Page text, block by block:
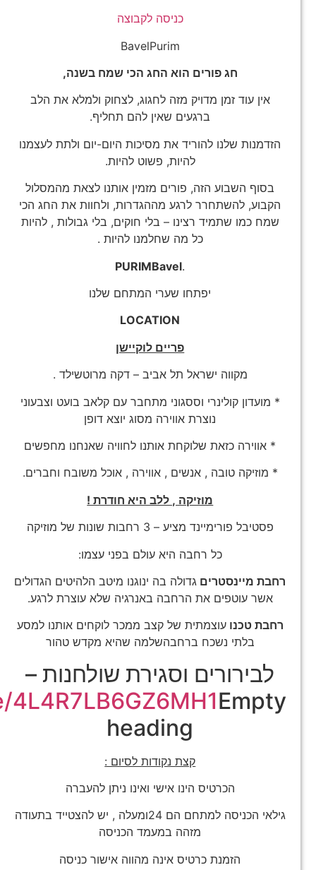
כניסה לקבוצה
BavelPurim
חג פורים הוא החג הכי שמח בשנה,
אין עוד זמן מדויק מזה לחגוג, לצחוק ולמלא את הלב
ברגעים שאין להם תחליף.
הזדמנות שלנו להוריד את מסיכות היום-יום ולתת לעצמנו
להיות, פשוט להיות.
בסוף השבוע הזה, פורים מזמין אותנו לצאת מהמסלול
הקבוע, להשתחרר לרגע מההגדרות, ולחוות את החג הכי
שמח כמו שתמיד רצינו – בלי חוקים, בלי גבולות , להיות
כל מה שחלמנו להיות .
.
PURIMBavel
יפתחו שערי המתחם שלנו
LOCATION
פריים לוקיישן
מקווה ישראל תל אביב – דקה מרוטשילד .
* מועדון קולינרי וססגוני מתחבר עם קלאב בועט וצבעוני
נוצרת אווירה מסוג יוצא דופן
* אווירה כזאת שלוקחת אותנו לחוויה שאנחנו מחפשים
* מוזיקה טובה , אנשים , אווירה , אוכל משובח וחברים.
מוזיקה , ללב היא חודרת !
פסטיבל פורימיינד מציע – 3 רחבות שונות של מוזיקה
כל רחבה היא עולם בפני עצמו:
רחבת מיינסטרים גדולה בה ינוגנו מיטב הלהיטים הגדולים
אשר עוטפים את הרחבה באנרגיה שלא עוצרת לרגע.
רחבת טכנועוצמתית של קצב ממכר לוקחים אותנו למסע
בלתי נשכח ברחבהשלמה שהיא מקדש טהור
לבירורים וסגירת שולחנות –
Empty
heading
קצת נקודות לסיום :
הכרטיס הינו אישי ואינו ניתן להעברה
גילאי הכניסה למתחם הם 24ומעלה , יש להצטייד בתעודה
מזהה במעמד הכניסה
הזמנת כרטיס אינה מהווה אישור כניסה